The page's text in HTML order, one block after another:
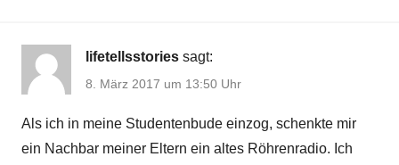
lifetellsstories sagt:
8. März 2017 um 13:50 Uhr
Als ich in meine Studentenbude einzog, schenkte mir
ein Nachbar meiner Eltern ein altes Röhrenradio. Ich